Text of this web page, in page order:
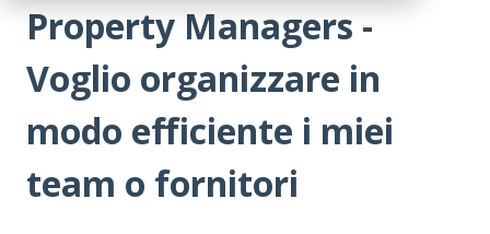
Property Managers -
Voglio organizzare in
modo efficiente i miei
team o fornitori